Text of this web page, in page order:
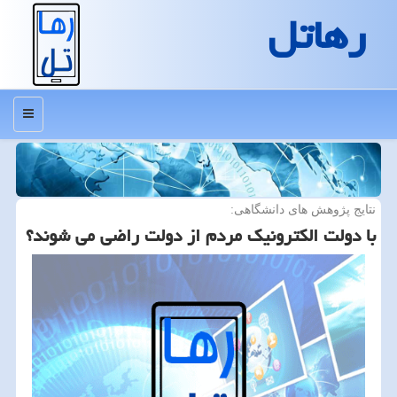
رهاتل
منو
نتایج پژوهش های دانشگاهی:
با دولت الكترونیك مردم از دولت راضی می شوند؟